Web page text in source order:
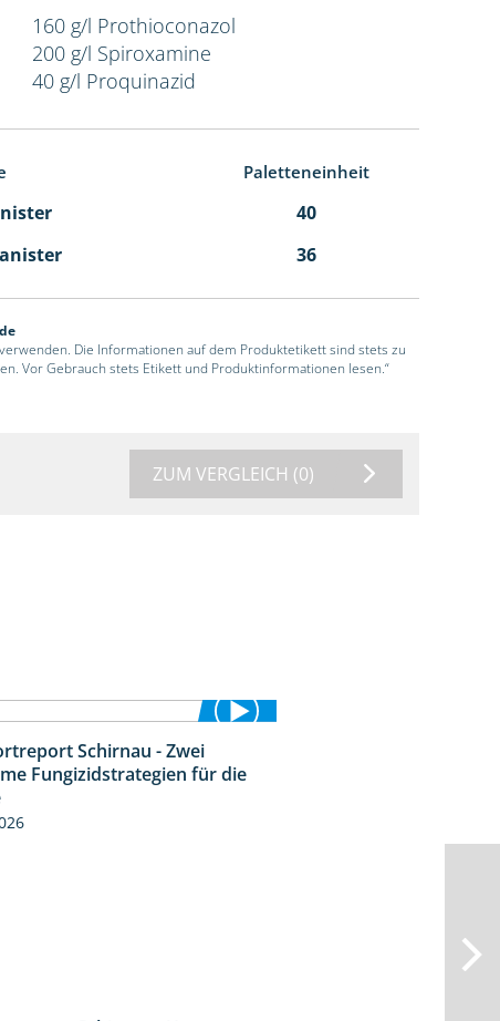
160 g/l Prothioconazol
200 g/l Spiroxamine
40 g/l Proquinazid
Paletteneinheit
40
36
Die Informationen auf dem Produktetikett sind stets zu
Vor Gebrauch stets Etikett und Produktinformationen lesen.“
ZUM VERGLEICH (0)
Schirnau - Zwei
Fungizidstrategien für die